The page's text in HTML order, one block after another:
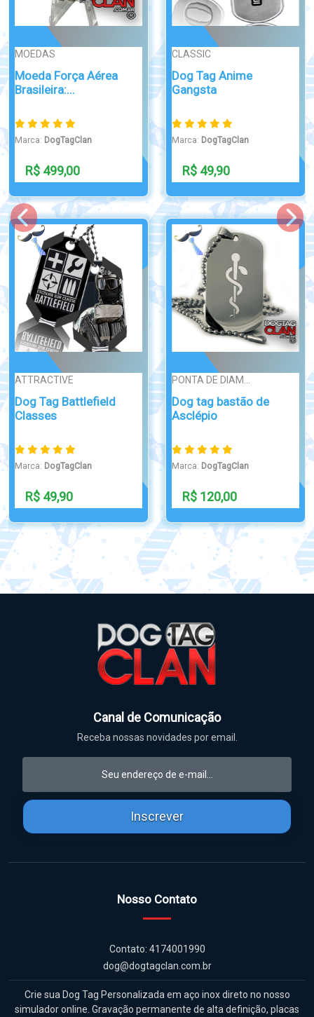
CLASSIC
Dog Tag Anime
Gangsta
Marca:DogTagClan
R$ 49,90
PONTA DE DIAM...
Dog tag bastão de
Asclépio
Marca:DogTagClan
R$ 120,00
ATTRACTIVE
Dog Tag Cruz
Marca:DogTagClan
R$ 49,90
MOEDAS
Moeda militar alfa
Marca:DogTagClan
Indisponível
Canal de Comunicação
Receba nossas novidades por email.
Inscrever
Nosso Contato
Contato: 4174001990
dog@dogtagclan.com.br
Crie sua Dog Tag Personalizada em aço inox direto no nosso
simulador online. Gravação permanente de alta definição, placas